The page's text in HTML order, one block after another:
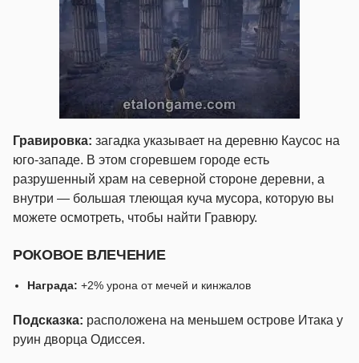
Гравировка: загадка указывает на деревню Каусос на
юго-западе. В этом сгоревшем городе есть
разрушенный храм на северной стороне деревни, а
внутри — большая тлеющая куча мусора, которую вы
можете осмотреть, чтобы найти Гравюру.
РОКОВОЕ ВЛЕЧЕНИЕ
Награда: +2% урона от мечей и кинжалов
Подсказка: расположена на меньшем острове Итака у
руин дворца Одиссея.